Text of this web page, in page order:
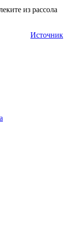
из рассола
Источник